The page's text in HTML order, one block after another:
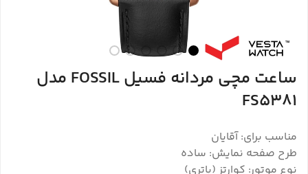
ساعت مچی مردانه فسیل FOSSIL مدل
FS5381
مناسب برای: آقایان
طرح صفحه نمایش: ساده
نوع موتور: کوارتز (باتری)